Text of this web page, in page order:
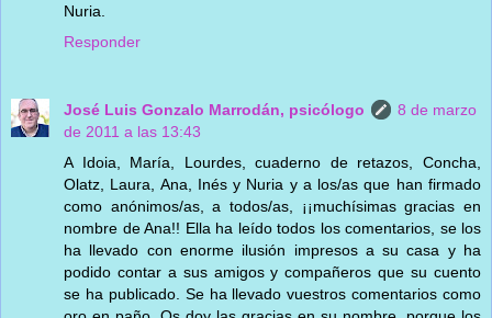
Nuria.
Responder
José Luis Gonzalo Marrodán, psicólogo
8 de marzo
de 2011 a las 13:43
A Idoia, María, Lourdes, cuaderno de retazos, Concha,
Olatz, Laura, Ana, Inés y Nuria y a los/as que han firmado
como anónimos/as, a todos/as, ¡¡muchísimas gracias en
nombre de Ana!! Ella ha leído todos los comentarios, se los
ha llevado con enorme ilusión impresos a su casa y ha
podido contar a sus amigos y compañeros que su cuento
se ha publicado. Se ha llevado vuestros comentarios como